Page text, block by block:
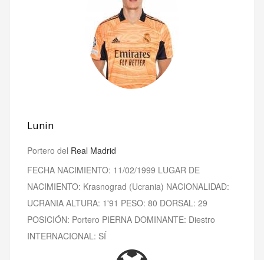
Lunin
Portero del Real Madrid
FECHA NACIMIENTO: 11/02/1999 LUGAR DE
NACIMIENTO: Krasnograd (Ucrania) NACIONALIDAD:
UCRANIA ALTURA: 1'91 PESO: 80 DORSAL: 29
POSICIÓN: Portero PIERNA DOMINANTE: Diestro
INTERNACIONAL: SÍ